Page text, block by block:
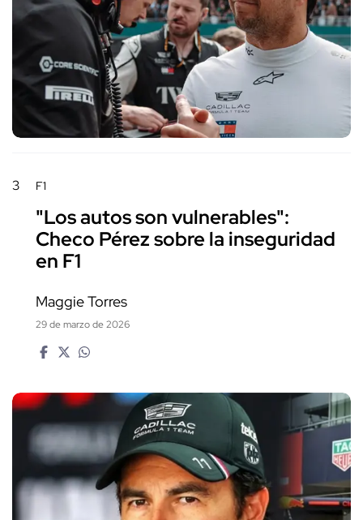
3 F1
"Los autos son vulnerables":
Checo Pérez sobre la inseguridad
en F1
Maggie Torres
29 de marzo de 2026